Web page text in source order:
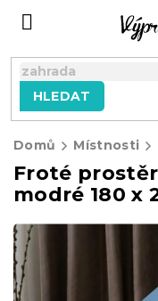
HLEDAT
Domů Místnosti
Froté
modré 180 x